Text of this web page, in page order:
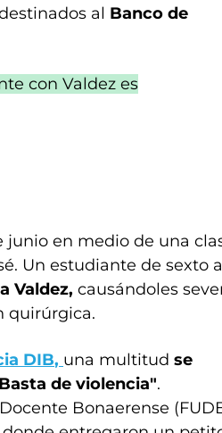
al Banco de
con Valdez es
junio en medio de una
Un estudiante de sexto
Valdez, causándoles
quirúrgica.
DIB, una multitud se
de violencia".
Bonaerense